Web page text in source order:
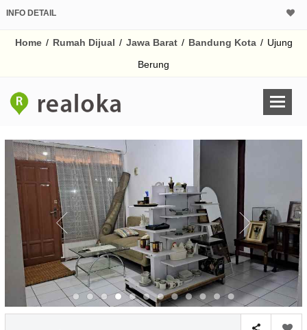
INFO DETAIL
Home / Rumah Dijual / Jawa Barat / Bandung Kota / Ujung
Berung
Harga Rp
% /th
Untuk hasil simulasi
pada kotak-
Simpan